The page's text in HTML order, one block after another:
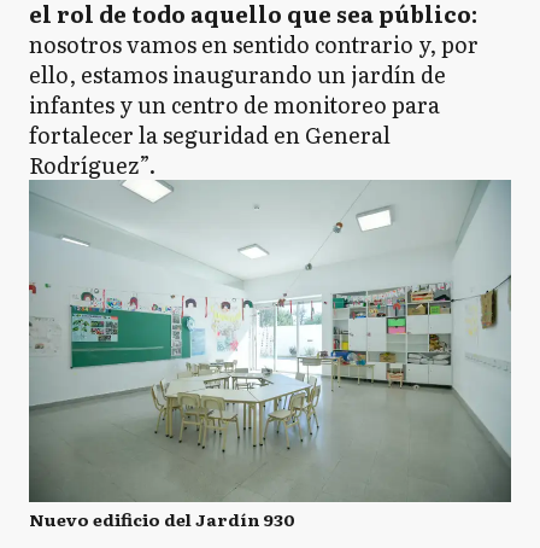
el rol de todo aquello que sea público:
nosotros vamos en sentido contrario y, por
ello, estamos inaugurando un jardín de
infantes y un centro de monitoreo para
fortalecer la seguridad en General
Rodríguez”.
Nuevo edificio del Jardín 930